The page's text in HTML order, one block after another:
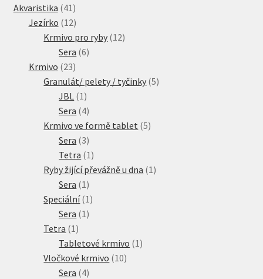
Akvaristika 41 41
produktů
Jezírko 1212
produktů
Krmivo pro ryby 1212
Sera 66
Krmivo 2323
produktů
Granulát/ pelety / tyčinky 55
JBL 1 1
produkt
Sera 44
produkty
Krmivo ve formě tablet 55
Sera 33
produkty
Tetra 1 1
produkt
Ryby žijící převážně u dna 1 1
Sera 1 1
produkt
Speciální 1 1
Sera 1 1
Tetra 1 1
produkt
Tabletové krmivo 1 1
Vločkové krmivo 1010
Sera 44